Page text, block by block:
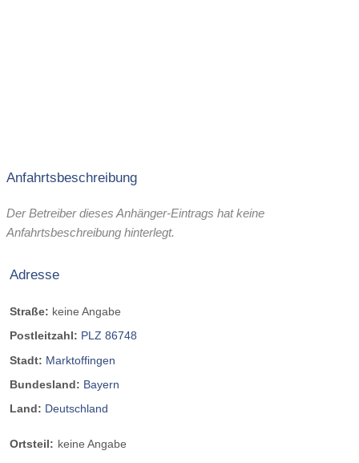
Anfahrtsbeschreibung
Der Betreiber dieses Anhänger-Eintrags hat keine
Anfahrtsbeschreibung hinterlegt.
Adresse
Straße: keine Angabe
Postleitzahl: PLZ 86748
Stadt: Marktoffingen
Bundesland: Bayern
Land: Deutschland
Ortsteil: keine Angabe